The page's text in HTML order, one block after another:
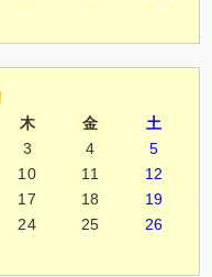
木 金
土
3 4
5
10 11
12
17 18
19
24 25
26